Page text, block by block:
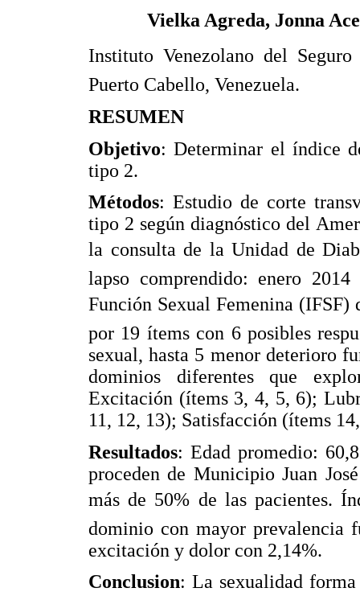
Vielka Agreda, Jonna
Instituto Venezolano del
Puerto Cabello, Venezuela.
RESUMEN
Objetivo: Determinar el índice
tipo 2.
Métodos: Estudio de corte
tipo 2 según diagnóstico del
la consulta de la Unidad de
lapso comprendido: enero
Función Sexual Femenina
por 19 ítems con 6 posibles
sexual, hasta 5 menor deterioro
dominios diferentes que
Excitación (ítems 3, 4, 5, 6);
11, 12, 13); Satisfacción (ítems
Resultados: Edad promedio:
proceden de Municipio Juan
más de 50% de las pacientes.
dominio con mayor prevalencia
excitación y dolor con 2,14%.
Conclusion: La sexualidad